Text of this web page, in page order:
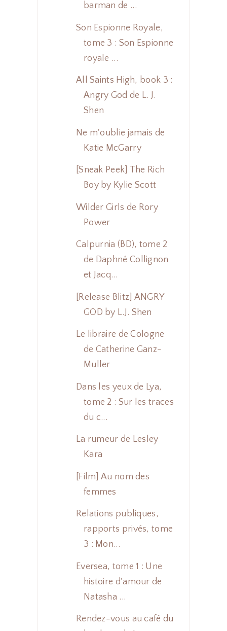
barman de ...
Son Espionne Royale,
tome 3 : Son Espionne
royale ...
All Saints High, book 3 :
Angry God de L. J.
Shen
Ne m'oublie jamais de
Katie McGarry
[Sneak Peek] The Rich
Boy by Kylie Scott
Wilder Girls de Rory
Power
Calpurnia (BD), tome 2
de Daphné Collignon
et Jacq...
[Release Blitz] ANGRY
GOD by L.J. Shen
Le libraire de Cologne
de Catherine Ganz-
Muller
Dans les yeux de Lya,
tome 2 : Sur les traces
du c...
La rumeur de Lesley
Kara
[Film] Au nom des
femmes
Relations publiques,
rapports privés, tome
3 : Mon...
Eversea, tome 1 : Une
histoire d'amour de
Natasha ...
Rendez-vous au café du